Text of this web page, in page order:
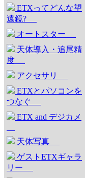
ETXってどんな望
遠鏡?
オートスター
天体導入・追尾精
度
アクセサリ
ETXとパソコンを
つなぐ
ETX and デジカメ
天体写真
ゲストETXギャラ
リー